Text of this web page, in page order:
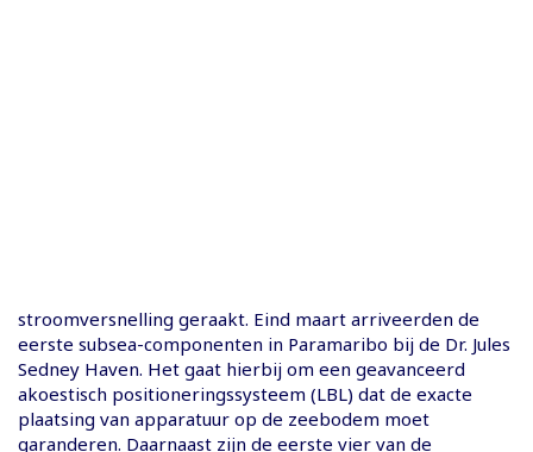
stroomversnelling geraakt. Eind maart arriveerden de
eerste subsea-componenten in Paramaribo bij de Dr. Jules
Sedney Haven. Het gaat hierbij om een geavanceerd
akoestisch positioneringssysteem (LBL) dat de exacte
plaatsing van apparatuur op de zeebodem moet
garanderen. Daarnaast zijn de eerste vier van de